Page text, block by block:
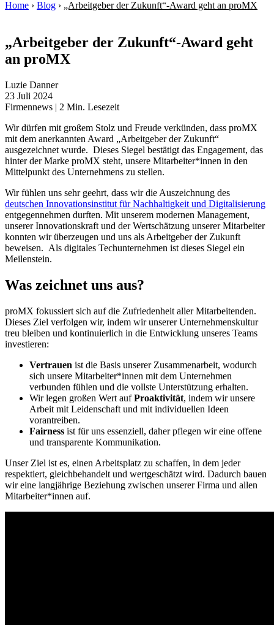
Home › Blog › „Arbeitgeber der Zukunft“-Award geht an proMX
„Arbeitgeber der Zukunft“-Award geht
an proMX
Luzie Danner
23 Juli 2024
Firmennews | 2 Min. Lesezeit
Wir dürfen mit großem Stolz und Freude verkünden, dass proMX
mit dem anerkannten Award „Arbeitgeber der Zukunft“
ausgezeichnet wurde. Dieses Siegel bestätigt das Engagement, das
hinter der Marke proMX steht, unsere Mitarbeiter*innen in den
Mittelpunkt des Unternehmens zu stellen.
Wir fühlen uns sehr geehrt, dass wir die Auszeichnung des
deutschen Innovationsinstitut für Nachhaltigkeit und Digitalisierung
entgegennehmen durften. Mit unserem modernen Management,
unserer Innovationskraft und der Wertschätzung unserer Mitarbeiter
konnten wir überzeugen und uns als Arbeitgeber der Zukunft
beweisen. Als digitales Techunternehmen ist dieses Siegel ein
Meilenstein.
Was zeichnet uns aus?
proMX fokussiert sich auf die Zufriedenheit aller Mitarbeitenden.
Dieses Ziel verfolgen wir, indem wir unserer Unternehmenskultur
treu bleiben und kontinuierlich in die Entwicklung unseres Teams
investieren:
Vertrauen ist die Basis unserer Zusammenarbeit, wodurch
sich unsere Mitarbeiter*innen mit dem Unternehmen
verbunden fühlen und die vollste Unterstützung erhalten.
Wir legen großen Wert aufProaktivität, indem wir unsere
Arbeit mit Leidenschaft und mit individuellen Ideen
vorantreiben.
Fairness ist für uns essenziell, daher pflegen wir eine offene
und transparente Kommunikation.
Unser Ziel ist es, einen Arbeitsplatz zu schaffen, in dem jeder
respektiert, gleichbehandelt und wertgeschätzt wird. Dadurch bauen
wir eine langjährige Beziehung zwischen unserer Firma und allen
Mitarbeiter*innen auf.